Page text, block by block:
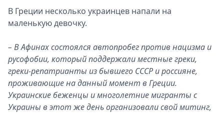
В Греции несколько украинцев напали на
маленькую девочку.
– В Афинах состоялся автопробег против нацизма и
русофобии, который поддержали местные греки,
греки-репатрианты из бывшего СССР и россияне,
проживающие на данный момент в Греции.
Украинские беженцы и многолетние мигранты с
Украины в этот же день организовали свой митинг,